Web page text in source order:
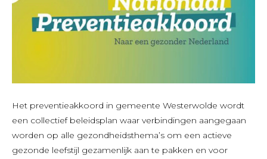
Het preventieakkoord in gemeente Westerwolde wordt
een collectief beleidsplan waar verbindingen aangegaan
worden op alle gezondheidsthema’s om een actieve
gezonde leefstijl gezamenlijk aan te pakken en voor